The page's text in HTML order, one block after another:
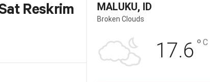
Reskrim
MALUKU, ID
Broken Clouds
17.6 ° C